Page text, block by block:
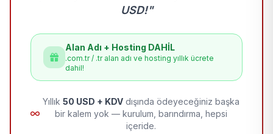
USD!"
Alan Adı + Hosting DAHİL
.com.tr / .tr alan adı ve hosting yıllık ücrete
dahil!
Yıllık 50 USD + KDV dışında ödeyeceğiniz başka
bir kalem yok — kurulum, barındırma, hepsi
içeride.